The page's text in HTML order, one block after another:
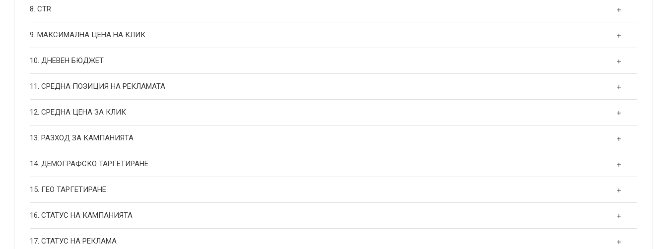
8. CTR
9. МАКСИМАЛНА ЦЕНА НА КЛИК
10. ДНЕВЕН БЮДЖЕТ
11. СРЕДНА ПОЗИЦИЯ НА РЕКЛАМАТА
12. СРЕДНА ЦЕНА ЗА КЛИК
13. РАЗХОД ЗА КАМПАНИЯТА
14. ДЕМОГРАФСКО ТАРГЕТИРАНЕ
15. ГЕО ТАРГЕТИРАНЕ
16. СТАТУС НА КАМПАНИЯТА
17. СТАТУС НА РЕКЛАМА